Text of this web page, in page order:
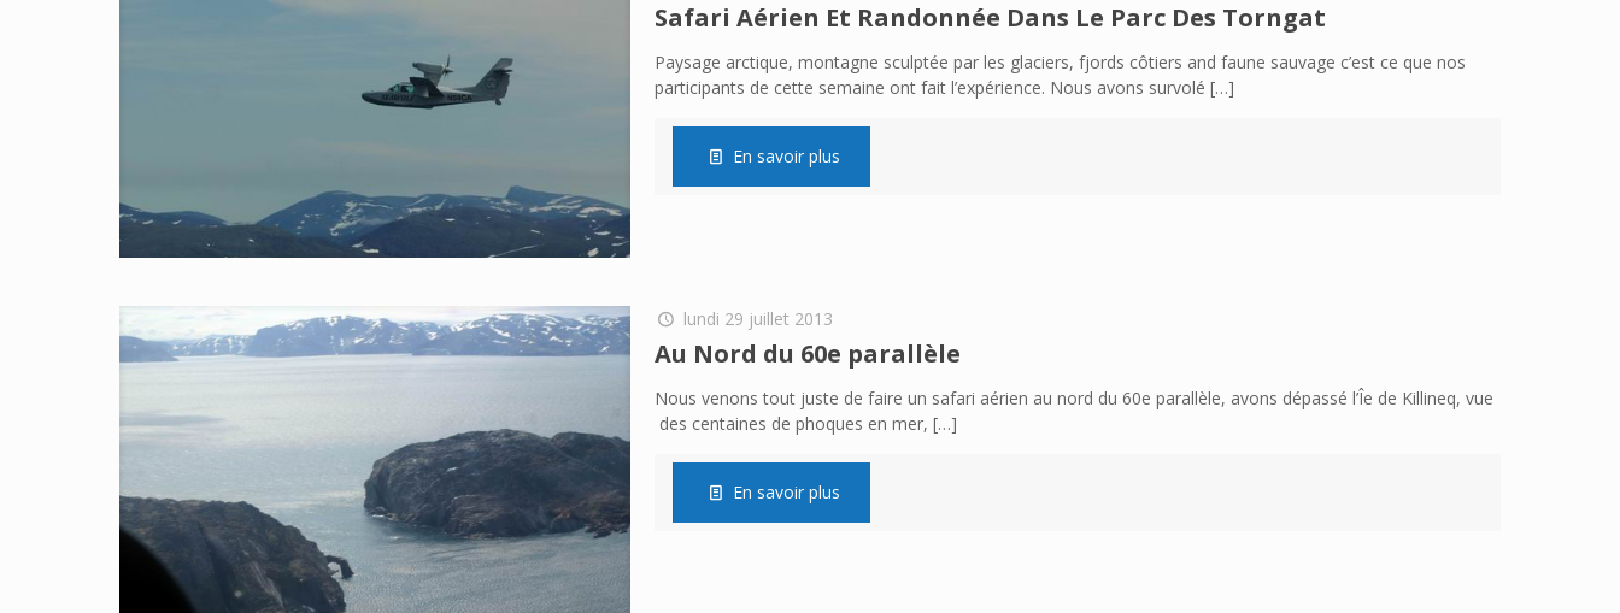
Safari Aérien Et Randonnée Dans Le Parc Des Torngat
Paysage arctique, montagne sculptée par les glaciers, fjords côtiers and faune sauvage c’est ce que nos
participants de cette semaine ont fait l’expérience. Nous avons survolé […]
En savoir plus
lundi 29 juillet 2013
Au Nord du 60e parallèle
Nous venons tout juste de faire un safari aérien au nord du 60e parallèle, avons dépassé l’Îe de Killineq, vue
des centaines de phoques en mer, […]
En savoir plus